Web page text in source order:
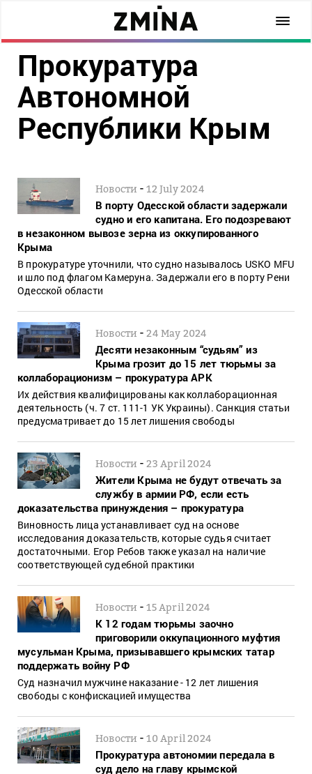
Прокуратура
Автономной
Республики Крым
Новости -12 July 2024
В порту Одесской области задержали
судно и его капитана. Его подозревают
в незаконном вывозе зерна из оккупированного
Крыма
В прокуратуре уточнили, что судно называлось USKO MFU
и шло под флагом Камеруна. Задержали его в порту Рени
Одесской области
Новости -24 May 2024
Десяти незаконным “судьям” из
Крыма грозит до 15 лет тюрьмы за
коллаборационизм – прокуратура АРК
Их действия квалифицированы как коллаборационная
деятельность (ч. 7 ст. 111-1 УК Украины). Санкция статьи
предусматривает до 15 лет лишения свободы
Новости -23 April 2024
Жители Крыма не будут отвечать за
службу в армии РФ, если есть
доказательства принуждения – прокуратура
Виновность лица устанавливает суд на основе
исследования доказательств, которые судья считает
достаточными. Егор Ребов также указал на наличие
соответствующей судебной практики
Новости -15 April 2024
К 12 годам тюрьмы заочно
приговорили оккупационного муфтия
мусульман Крыма, призывавшего крымских татар
поддержать войну РФ
Суд назначил мужчине наказание - 12 лет лишения
свободы с конфискацией имущества
Новости -10 April 2024
Прокуратура автономии передала в
суд дело на главу крымской